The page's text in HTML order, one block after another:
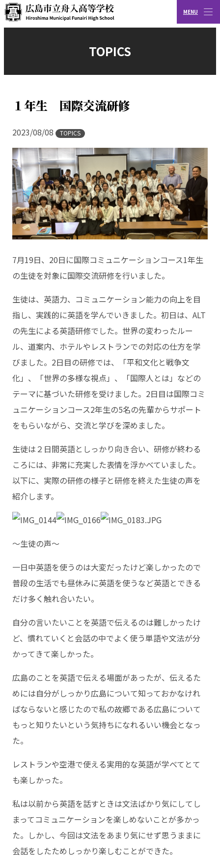
広島市立舟入高等学校
TOPICS
１年生 国際交流研修
2023/08/08 TOPICS
7月19日、20日に国際コミュニケーションコース1年生
の生徒を対象に国際交流研修を行いました。
生徒は、英語力、コミュニケーション能力の向上を目
指し、実践的に英語を学んでいきました。初日は、ALT
の先生による英語研修でした。世界の変わったルー
ル、道案内、ホテルやレストランでの対応の仕方を学
びました。2日目の研修では、「平和文化と戦争文
化」、「世界の多様な視点」、「国際人とは」などの
テーマに基づいた研修を受けました。2日目は国際コミ
ュニケーションコース2年生の5名の先輩からサポート
をもらいながら、交流と学びを深めました。
生徒は２日間英語としっかり向き合い、研修が終わる
ころには、非常に充実した表情を浮かべていました。
以下に、実際の研修の様子と研修を終えた生徒の声を
紹介します。
～生徒の声～
一日中英語を使うのは大変だったけど楽しかったので
普段の生活でも昼休みに英語を使うなど英語とできる
だけ多く触れ合いたい。
自分の言いたいことを英語で伝えるのは難しかったけ
ど、慣れていくと会話の中でよく使う単語や文法が分
かってきて楽しかった。
広島のことを英語で伝える場面があったが、伝えるた
めには自分がしっかり広島について知っておかなけれ
ばならないと感じたので私の故郷である広島について
もっと知りたいという気持ちになれるいい機会となっ
た。
レストランや空港で使える実用的な英語が学べてとて
も楽しかった。
私は以前から英語を話すときは文法ばかり気にしてし
まってコミュニケーションを楽しめないことが多かっ
た。しかし、今回は文法をあまり気にせず思うままに
会話をしたためしっかり楽しむことができた。
MENU